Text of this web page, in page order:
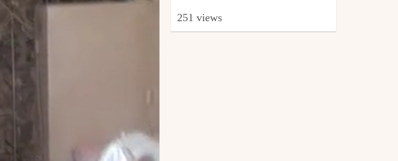
251 views